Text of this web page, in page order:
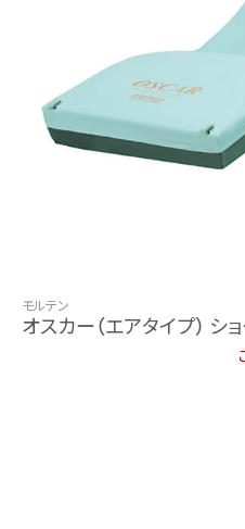
モルテン
オスカー（エアタイプ） シ